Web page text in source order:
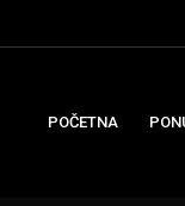
POČETNA